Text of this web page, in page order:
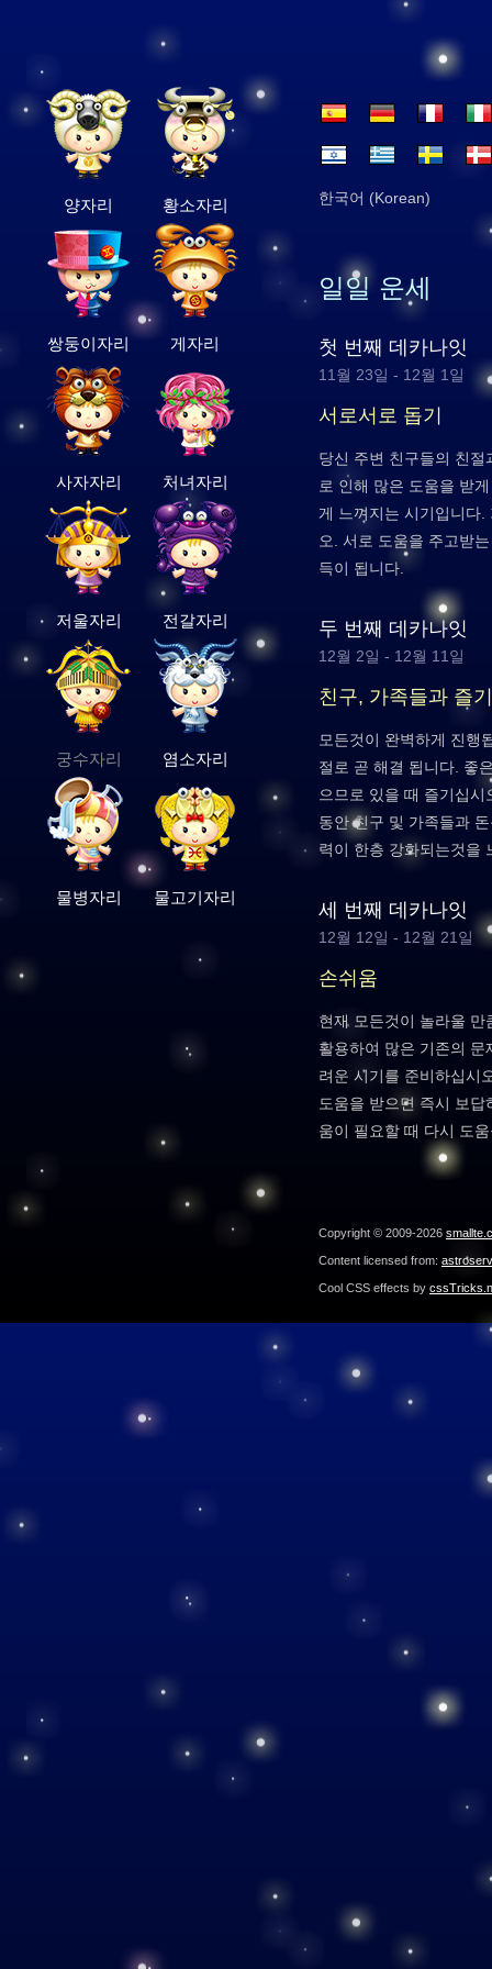
양자리 황소자리
쌍둥이자리 게자리
사자자리 처녀자리
저울자리 전갈자리
궁수자리 염소자리
물병자리 물고기자리
한국어 (Korean)
일일 운세
첫 번째 데카나잇
11월 23일 - 12월 1일
서로서로 돕기
당신 주변 친구들의 친
로 인해 많은 도움을 받
게 느껴지는 시기입니다
오. 서로 도움을 주고받
득이 됩니다.
두 번째 데카나잇
12월 2일 - 12월 11일
친구, 가족들과 즐
모든것이 완벽하게 진행
절로 곧 해결 됩니다. 좋
으므로 있을 때 즐기십
동안 친구 및 가족들과
력이 한층 강화되는것을
세 번째 데카나잇
12월 12일 - 12월 21일
손쉬움
현재 모든것이 놀라울
활용하여 많은 기존의
려운 시기를 준비하십시
도움을 받으면 즉시 보
움이 필요할 때 다시 도
Copyright © 2009-2026
Content licensed from:
Cool CSS effects by